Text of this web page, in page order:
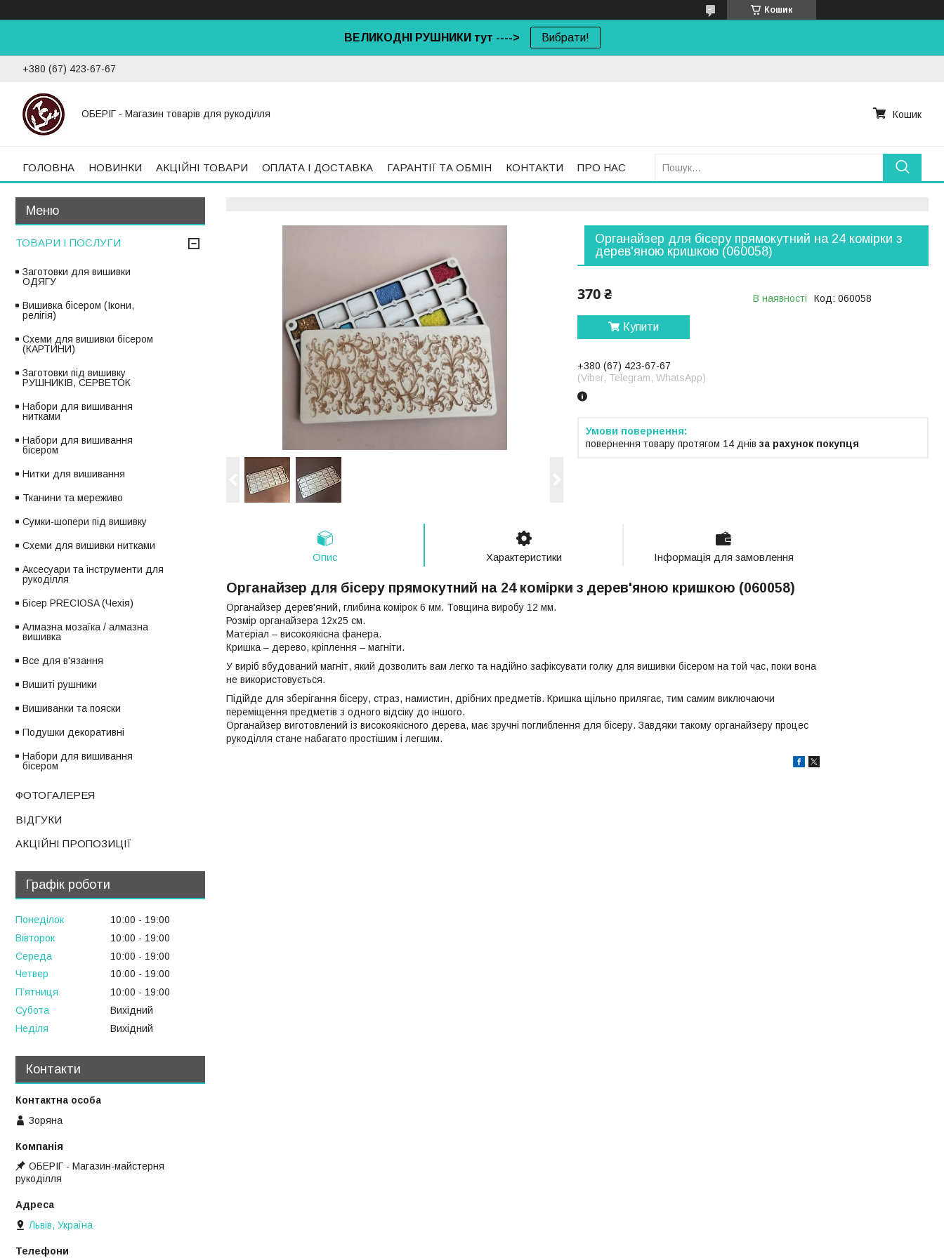
Кошик
ВЕЛИКОДНІ РУШНИКИ тут ----> Вибрати!
+380 (67) 423-67-67
ОБЕРІГ - Магазин товарів для рукоділля Кошик
ГОЛОВНА НОВИНКИ АКЦІЙНІ ТОВАРИ ОПЛАТА І ДОСТАВКА ГАРАНТІЇ ТА ОБМІН КОНТАКТИ ПРО НАС
Органайзер для бісеру прямокутний на 24 комірки з
дерев'яною кришкою (060058)
370 ₴ В наявності Код: 060058
Купити
+380 (67) 423-67-67
(Viber, Telegram, WhatsApp)
повернення товару протягом 14 днів за рахунок покупця
Опис Характеристики Інформація для замовлення
Органайзер для бісеру прямокутний на 24 комірки з дерев'яною кришкою (060058)
Органайзер дерев'яний, глибина комірок 6 мм. Товщина виробу 12 мм.
Розмір органайзера 12х25 см.
Матеріал – високоякісна фанера.
Кришка – дерево, кріплення – магніти.
У виріб вбудований магніт, який дозволить вам легко та надійно зафіксувати голку для вишивки бісером на той час, поки вона
не використовується.
Підійде для зберігання бісеру, страз, намистин, дрібних предметів. Кришка щільно прилягає, тим самим виключаючи
переміщення предметів з одного відсіку до іншого.
Органайзер виготовлений із високоякісного дерева, має зручні поглиблення для бісеру. Завдяки такому органайзеру процес
рукоділля стане набагато простішим і легшим.
ТОВАРИ І ПОСЛУГИ
Заготовки для вишивки
ОДЯГУ
Вишивка бісером (Ікони,
релігія)
Схеми для вишивки бісером
(КАРТИНИ)
Заготовки під вишивку
РУШНИКІВ, СЕРВЕТОК
Набори для вишивання
нитками
Набори для вишивання
бісером
Нитки для вишивання
Тканини та мереживо
Сумки-шопери під вишивку
Схеми для вишивки нитками
Аксесуари та інструменти для
рукоділля
Бісер PRECIOSA (Чехія)
Алмазна мозаїка / алмазна
вишивка
Все для в'язання
Вишиті рушники
Вишиванки та пояски
Подушки декоративні
Набори для вишивання
бісером
ФОТОГАЛЕРЕЯ
ВІДГУКИ
АКЦІЙНІ ПРОПОЗИЦІЇ
Графік роботи
Понеділок 10:00
19:00
Вівторок
10:00
19:00
Середа
10:00
19:00
Четвер
10:00
19:00
Пʼятниця
10:00
19:00
Субота
Вихідний
Неділя
Вихідний
Контакти
Зоряна
ОБЕРІГ - Магазин-майстерня
рукоділля
Львів, Україна